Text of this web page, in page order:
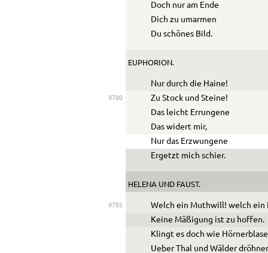
Doch nur am Ende
Dich zu umarmen
Du schönes Bild.
EUPHORION.
Nur durch die Haine!
9780
Zu Stock und Steine!
Das leicht Errungene
Das widert mir,
Nur das Erzwungene
Ergetzt mich schier.
HELENA UND FAUST.
9785
Welch ein Muthwill! welch ein
Keine Mäßigung ist zu hoffen.
Klingt es doch wie
Ueber Thal und Wälder